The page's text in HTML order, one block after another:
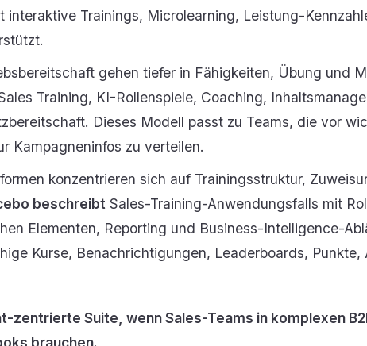
interaktive Trainings, Microlearning, Leistung-
gehen tiefer in Fähigkeiten, Übung und
Training, KI-Rollenspiele, Coaching,
Dieses Modell passt zu Teams, die vor
Kampagneninfos zu verteilen.
konzentrieren sich auf Trainingsstruktur,
beschreibt Sales-Training-Anwendungsfalls mit
Elementen, Reporting und Business-Intelligence-
Kurse, Benachrichtigungen, Leaderboards, Punkte,
zentrierte Suite, wenn Sales-Teams in komplexen
brauchen.